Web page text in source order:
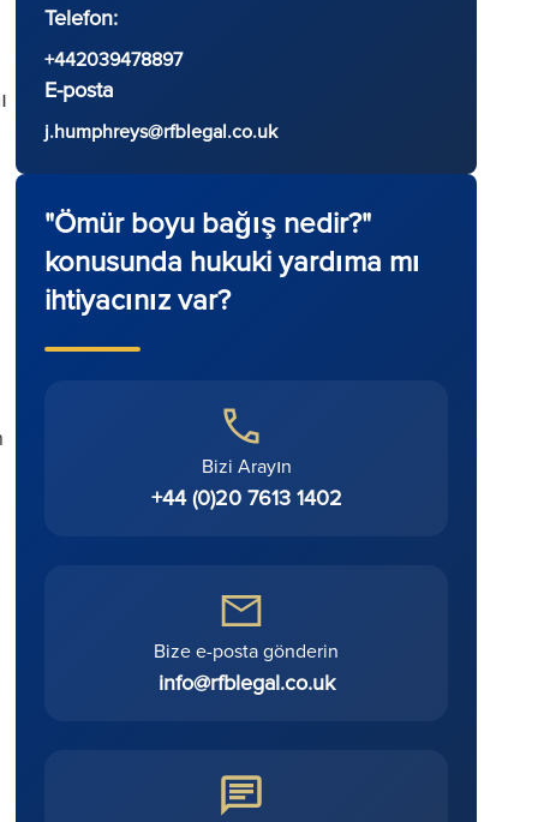
Telefon:
+442039478897
E-posta
j.humphreys@rfblegal.co.uk
"Ömür boyu bağış nedir?"
konusunda hukuki yardıma mı
ihtiyacınız var?
Bizi Arayın
+44 (0)20 7613 1402
Bize e-posta gönderin
info@rfblegal.co.uk